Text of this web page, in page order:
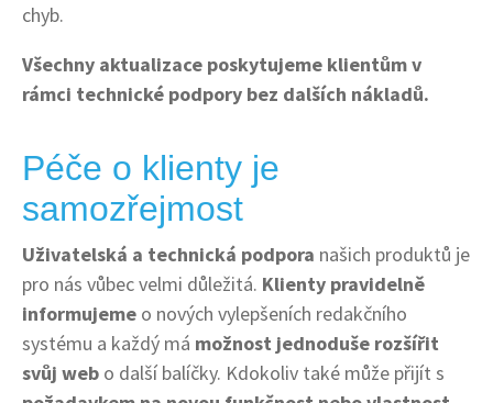
chyb.
Všechny aktualizace poskytujeme klientům v
rámci technické podpory bez dalších nákladů.
Péče o klienty je
samozřejmost
Uživatelská a technická podpora našich produktů je
pro nás vůbec velmi důležitá. Klienty pravidelně
informujeme o nových vylepšeních redakčního
systému a každý má možnost jednoduše rozšířit
svůj web o další balíčky. Kdokoliv také může přijít s